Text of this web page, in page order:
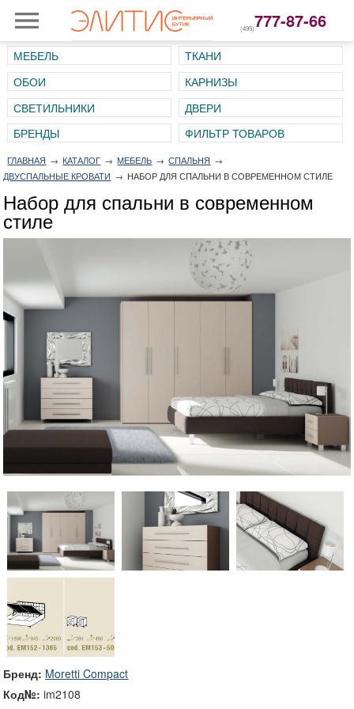
(495)777-87-66
МЕБЕЛЬ
ТКАНИ
ОБОИ
КАРНИЗЫ
СВЕТИЛЬНИКИ
ДВЕРИ
ГЛАВНАЯ → КАТАЛОГ → МЕБЕЛЬ → СПАЛЬНЯ →
ДВУСПАЛЬНЫЕ КРОВАТИ → НАБОР ДЛЯ СПАЛЬНИ В СОВРЕМЕННОМ СТИЛЕ
Набор для спальни в современном
стиле
Бренд: Moretti Compact
Код№:im2108